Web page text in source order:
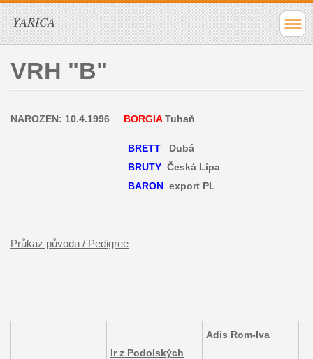
YARICA
VRH "B"
NAROZEN: 10.4.1996 BORGIATuhaň
BRETT Dubá
BRUTY Česká Lípa
BARON export PL
Průkaz původu / Pedigree
Ir z Podolských
Adis Rom-Iva